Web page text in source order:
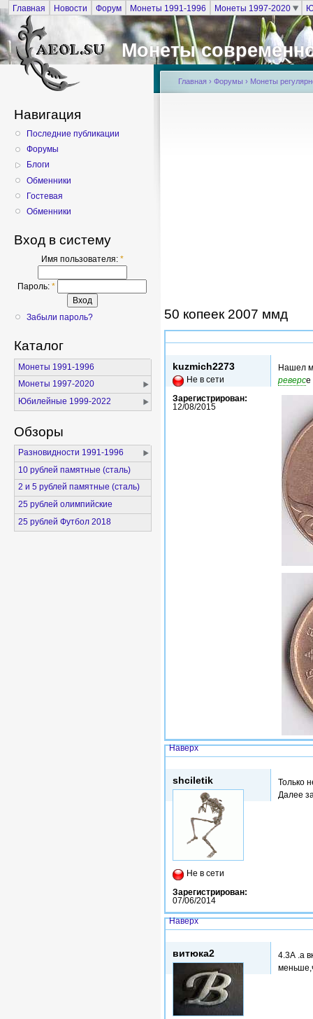
Главная Новости Форум Монеты 1991-1996 Монеты 1997-2020
Монеты
Навигация
Последние публикации
Форумы
Блоги
Обменники
Гостевая
Обменники
Вход в систему
Имя пользователя: *
Пароль: *
Забыли пароль?
Каталог
Монеты 1991-1996
Монеты 1997-2020
Юбилейные 1999-2022
Обзоры
Разновидности 1991-1996
10 рублей памятные (сталь)
2 и 5 рублей памятные (сталь)
25 рублей олимпийские
25 рублей Футбол 2018
Главная › Форумы › Монеты
50 копеек 2007 ммд
kuzmich2273
Не в сети
Зарегистрирован:
12/08/2015
Нашел
реверсе
Наверх
shciletik
Не в сети
Зарегистрирован:
07/06/2014
Только
Далее
Наверх
витюка2
4.3А .а